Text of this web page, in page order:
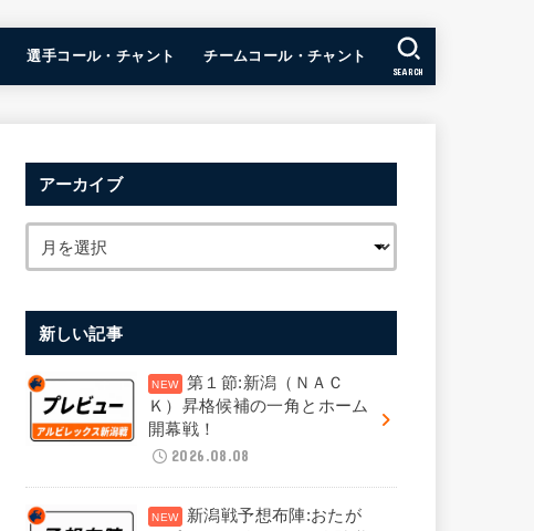
選手コール・チャント チームコール・チャント
SEARCH
アーカイブ
新しい記事
第１節:新潟（ＮＡＣ
Ｋ）昇格候補の一角とホーム
開幕戦！
2026.08.08
新潟戦予想布陣:おたが